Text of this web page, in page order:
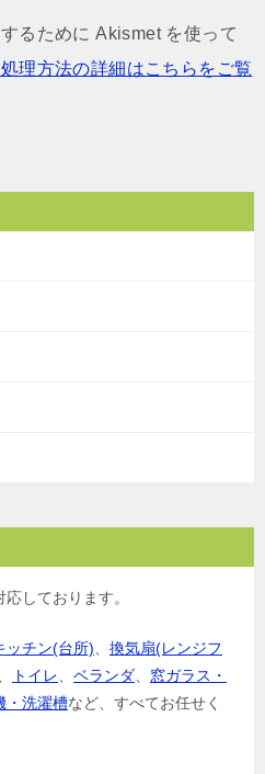
るために Akismet を使って
理方法の詳細はこちらをご覧
応しております。
ッチン(台所)
換気扇(レンジフ
トイレ ベランダ
窓ガラス・
・洗濯槽など、すべてお任せく